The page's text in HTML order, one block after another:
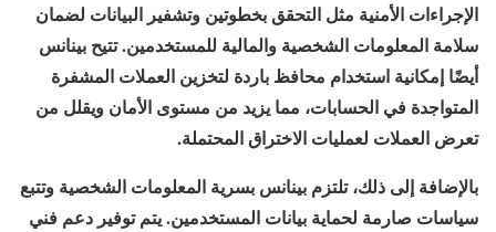
الإجراءات الأمنية مثل التحقق بخطوتين وتشفير البيانات لضمان
سلامة المعلومات الشخصية والمالية للمستخدمين. تتيح بينانس
أيضًا إمكانية استخدام محافظ باردة لتخزين العملات المشفرة
المتواجدة في الحسابات، مما يزيد من مستوى الأمان ويقلل من
تعرض العملات لعمليات الاختراق المحتملة.
بالإضافة إلى ذلك، تلتزم بينانس بسرية المعلومات الشخصية وتتبع
سياسات صارمة لحماية بيانات المستخدمين. يتم توفير دعم فني